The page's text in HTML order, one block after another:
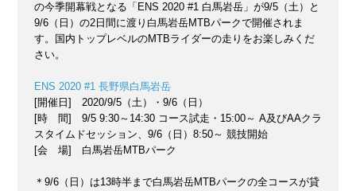
の今季開幕戦となる「ENS 2020 #1 白馬岩岳」が9/5（土）と
9/6（日）の2日間に渡り白馬岩岳MTBパークで開催されま
す。国内トップレベルのMTBライダーの走りをお楽しみくだ
さい。
ENS 2020 #1 長野県白馬岩岳
[開催日] 2020/9/5（土）・9/6（日）
[時 間] 9/5 9:30～14:30 コース試走・15:00～ A及びAAクラ
スタイムドセッション、9/6（日）8:50～ 競技開始
[会 場] 白馬岩岳MTBパーク
＊9/6（日）は13時半まで白馬岩岳MTBパークの全コースが貸